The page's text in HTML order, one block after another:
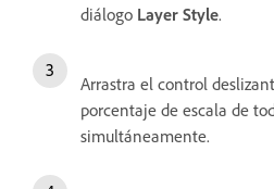
diálogo Layer Style.
Arrastra el control
porcentaje de escala de
simultáneamente.